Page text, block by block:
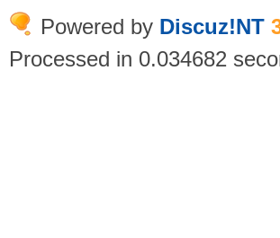
Powered by Discuz!NT
Processed in 0.034682